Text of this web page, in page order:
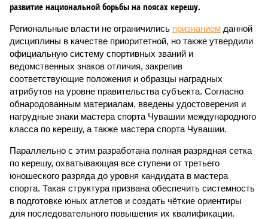
развитие национальной борьбы на поясах керешу.
Региональные власти не ограничились признанием данной
дисциплины в качестве приоритетной, но также утвердили
официальную систему спортивных званий и
ведомственных знаков отличия, закрепив
соответствующие положения и образцы наградных
атрибутов на уровне правительства субъекта. Согласно
обнародованным материалам, введены удостоверения и
нагрудные знаки мастера спорта Чувашии международного
класса по керешу, а также мастера спорта Чувашии.
Параллельно с этим разработана полная разрядная сетка
по керешу, охватывающая все ступени от третьего
юношеского разряда до уровня кандидата в мастера
спорта. Такая структура призвана обеспечить системность
в подготовке юных атлетов и создать чёткие ориентиры
для последовательного повышения их квалификации.